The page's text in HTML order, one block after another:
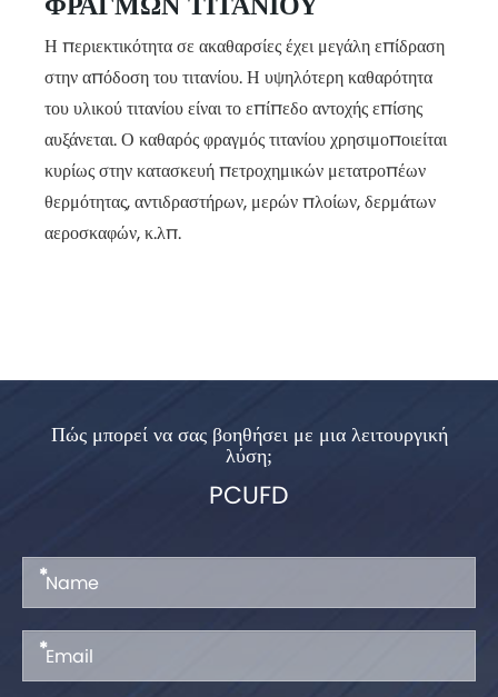
Η περιεκτικότητα σε ακαθαρσίες έχει μεγάλη επίδραση
στην απόδοση του τιτανίου. Η υψηλότερη καθαρότητα
του υλικού τιτανίου είναι το επίπεδο αντοχής επίσης
αυξάνεται. Ο καθαρός φραγμός τιτανίου χρησιμοποιείται
κυρίως στην κατασκευή πετροχημικών μετατροπέων
θερμότητας, αντιδραστήρων, μερών πλοίων, δερμάτων
αεροσκαφών, κ.λπ.
Πώς μπορεί να σας βοηθήσει με μια λειτουργική
λύση;
PCUFD
*
*